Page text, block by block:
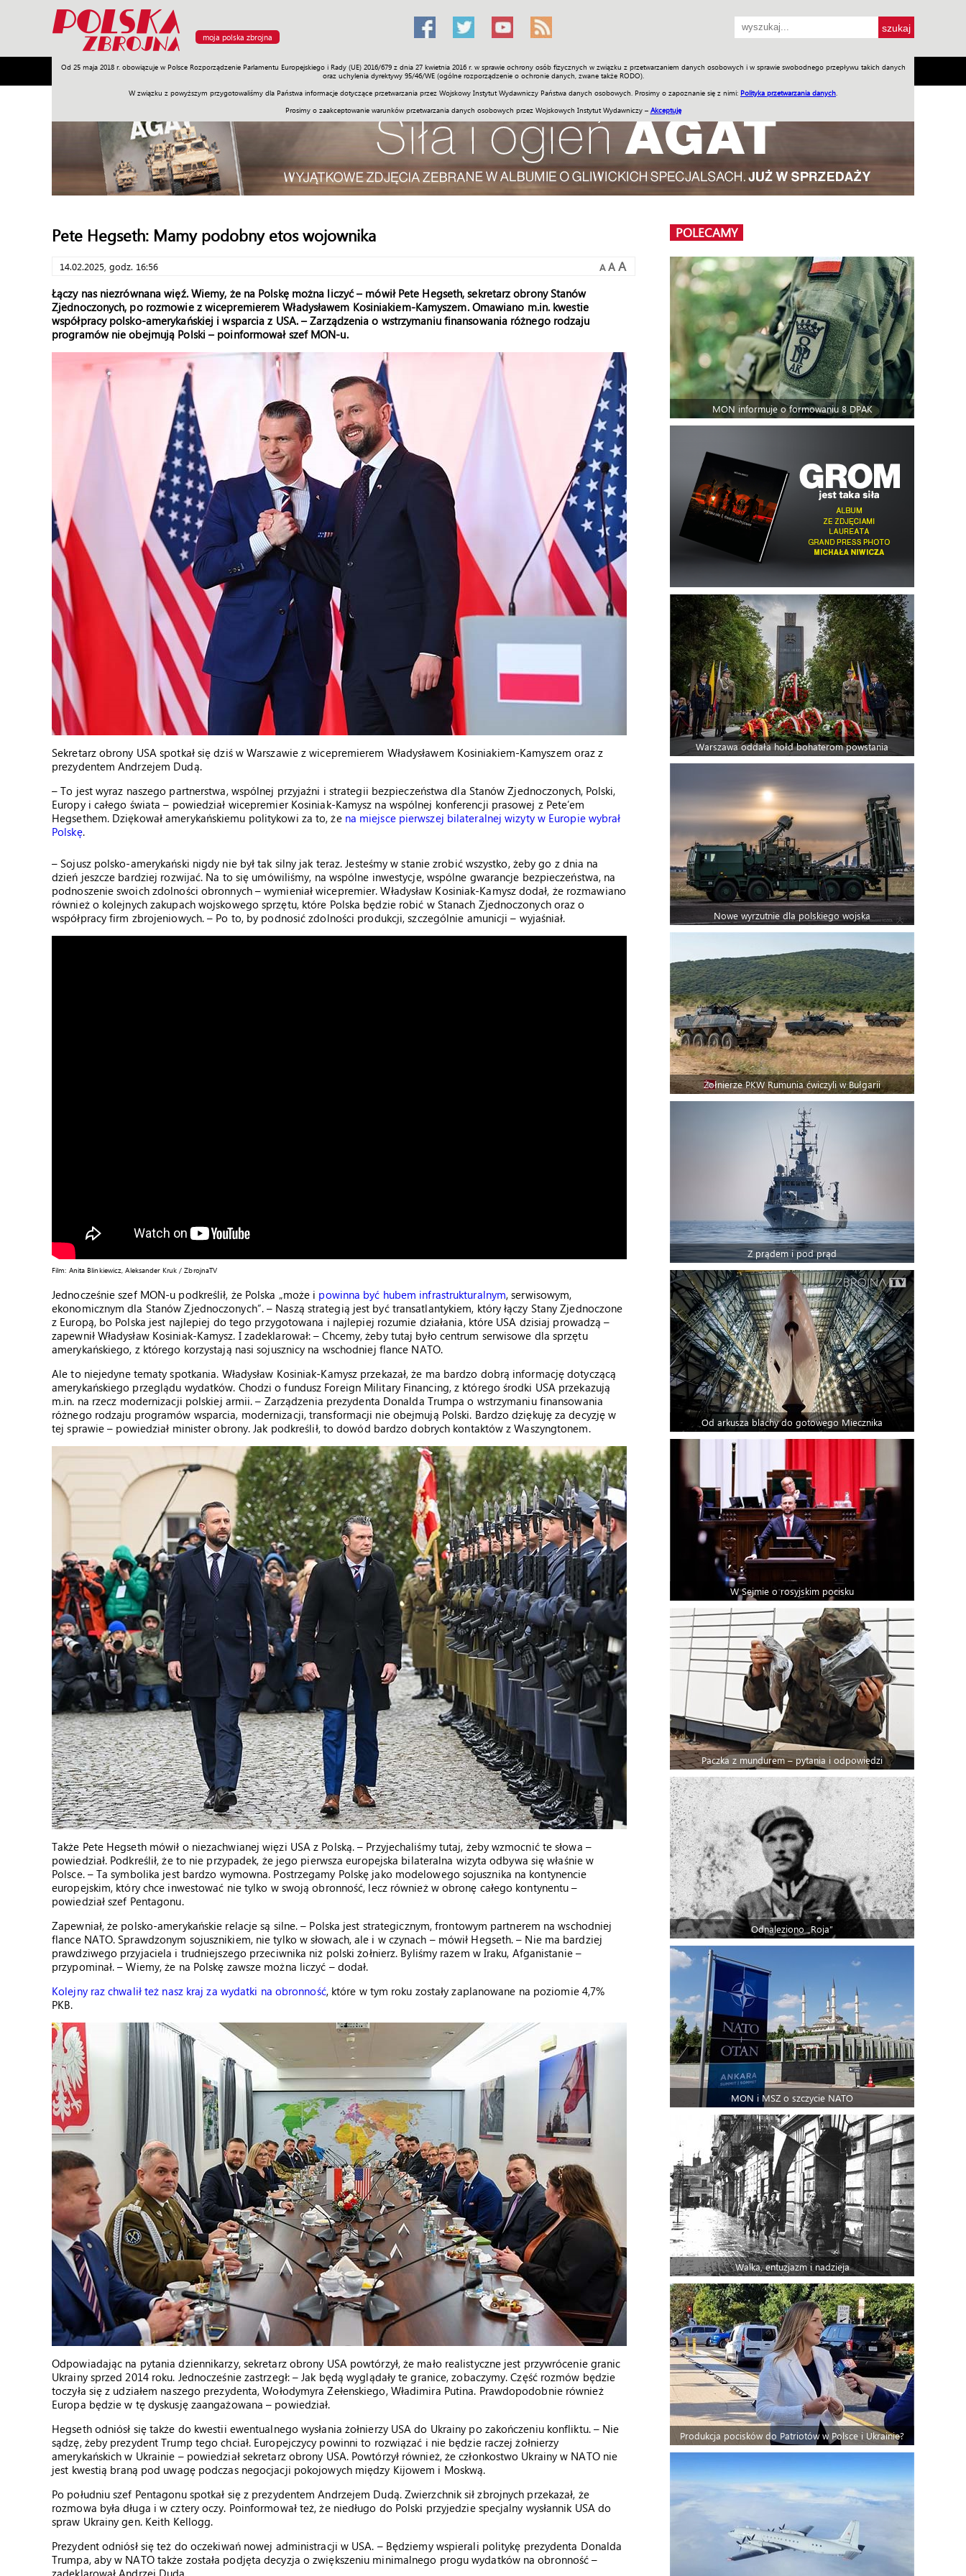
moja polska zbrojna
Od 25 maja 2018 r. obowiązuje w Polsce Rozporządzenie Parlamentu Europejskiego i Rady (UE) 2016/679 z dnia 27 kwietnia 2016 r. w sprawie ochrony osób fizycznych w związku z przetwarzaniem danych osobowych i w sprawie swobodnego przepływu takich danych
oraz uchylenia dyrektywy 95/46/WE (ogólne rozporządzenie o ochronie danych, zwane także RODO).
W związku z powyższym przygotowaliśmy dla Państwa informacje dotyczące przetwarzania przez Wojskowy Instytut Wydawniczy Państwa danych osobowych. Prosimy o zapoznanie się z nimi: Polityka przetwarzania danych
Prosimy o zaakceptowanie warunków przetwarzania danych osobowych przez Wojskowych Instytut Wydawniczy – Akceptuję
Armia Poligon Sprzęt Misje Polityka Prawo Świat Społeczność Sport Historia Galerie Wideo ENGLISH SKLEP Jednodniówki Praca w WIW
Pete Hegseth: Mamy podobny etos wojownika
14.02.2025, godz. 16:56 A A A
Łączy nas niezrównana więź. Wiemy, że na Polskę można liczyć – mówił Pete Hegseth, sekretarz obrony Stanów
Zjednoczonych, po rozmowie z wicepremierem Władysławem Kosiniakiem-Kamyszem. Omawiano m.in. kwestie
współpracy polsko-amerykańskiej i wsparcia z USA. – Zarządzenia o wstrzymaniu finansowania różnego rodzaju
programów nie obejmują Polski – poinformował szef MON-u.
Sekretarz obrony USA spotkał się dziś w Warszawie z wicepremierem Władysławem Kosiniakiem-Kamyszem oraz z
prezydentem Andrzejem Dudą.
– To jest wyraz naszego partnerstwa, wspólnej przyjaźni i strategii bezpieczeństwa dla Stanów Zjednoczonych, Polski,
Europy i całego świata – powiedział wicepremier Kosiniak-Kamysz na wspólnej konferencji prasowej z Pete’em
Hegsethem. Dziękował amerykańskiemu politykowi za to, że na miejsce pierwszej bilateralnej wizyty w Europie wybrał
Polskę.
– Sojusz polsko-amerykański nigdy nie był tak silny jak teraz. Jesteśmy w stanie zrobić wszystko, żeby go z dnia na
dzień jeszcze bardziej rozwijać. Na to się umówiliśmy, na wspólne inwestycje, wspólne gwarancje bezpieczeństwa, na
podnoszenie swoich zdolności obronnych – wymieniał wicepremier. Władysław Kosiniak-Kamysz dodał, że rozmawiano
również o kolejnych zakupach wojskowego sprzętu, które Polska będzie robić w Stanach Zjednoczonych oraz o
współpracy firm zbrojeniowych. – Po to, by podnosić zdolności produkcji, szczególnie amunicji – wyjaśniał.
Film: Anita Blinkiewicz, Aleksander Kruk / ZbrojnaTV
Jednocześnie szef MON-u podkreślił, że Polska „może i powinna być hubem infrastrukturalnym, serwisowym,
ekonomicznym dla Stanów Zjednoczonych”. – Naszą strategią jest być transatlantykiem, który łączy Stany Zjednoczone
z Europą, bo Polska jest najlepiej do tego przygotowana i najlepiej rozumie działania, które USA dzisiaj prowadzą –
zapewnił Władysław Kosiniak-Kamysz. I zadeklarował: – Chcemy, żeby tutaj było centrum serwisowe dla sprzętu
amerykańskiego, z którego korzystają nasi sojusznicy na wschodniej flance NATO.
Ale to niejedyne tematy spotkania. Władysław Kosiniak-Kamysz przekazał, że ma bardzo dobrą informację dotyczącą
amerykańskiego przeglądu wydatków. Chodzi o fundusz Foreign Military Financing, z którego środki USA przekazują
m.in. na rzecz modernizacji polskiej armii. – Zarządzenia prezydenta Donalda Trumpa o wstrzymaniu finansowania
różnego rodzaju programów wsparcia, modernizacji, transformacji nie obejmują Polski. Bardzo dziękuję za decyzję w
tej sprawie – powiedział minister obrony. Jak podkreślił, to dowód bardzo dobrych kontaktów z Waszyngtonem.
Także Pete Hegseth mówił o niezachwianej więzi USA z Polską. – Przyjechaliśmy tutaj, żeby wzmocnić te słowa –
powiedział. Podkreślił, że to nie przypadek, że jego pierwsza europejska bilateralna wizyta odbywa się właśnie w
Polsce. – Ta symbolika jest bardzo wymowna. Postrzegamy Polskę jako modelowego sojusznika na kontynencie
europejskim, który chce inwestować nie tylko w swoją obronność, lecz również w obronę całego kontynentu –
powiedział szef Pentagonu.
Zapewniał, że polsko-amerykańskie relacje są silne. – Polska jest strategicznym, frontowym partnerem na wschodniej
flance NATO. Sprawdzonym sojusznikiem, nie tylko w słowach, ale i w czynach – mówił Hegseth. – Nie ma bardziej
prawdziwego przyjaciela i trudniejszego przeciwnika niż polski żołnierz. Byliśmy razem w Iraku, Afganistanie –
przypominał. – Wiemy, że na Polskę zawsze można liczyć – dodał.
Kolejny raz chwalił też nasz kraj za wydatki na obronność, które w tym roku zostały zaplanowane na poziomie 4,7%
PKB.
Odpowiadając na pytania dziennikarzy, sekretarz obrony USA powtórzył, że mało realistyczne jest przywrócenie granic
Ukrainy sprzed 2014 roku. Jednocześnie zastrzegł: – Jak będą wyglądały te granice, zobaczymy. Część rozmów będzie
toczyła się z udziałem naszego prezydenta, Wołodymyra Zełenskiego, Władimira Putina. Prawdopodobnie również
Europa będzie w tę dyskusję zaangażowana – powiedział.
Hegseth odniósł się także do kwestii ewentualnego wysłania żołnierzy USA do Ukrainy po zakończeniu konfliktu. – Nie
sądzę, żeby prezydent Trump tego chciał. Europejczycy powinni to rozwiązać i nie będzie raczej żołnierzy
amerykańskich w Ukrainie – powiedział sekretarz obrony USA. Powtórzył również, że członkostwo Ukrainy w NATO nie
jest kwestią braną pod uwagę podczas negocjacji pokojowych między Kijowem i Moskwą.
Po południu szef Pentagonu spotkał się z prezydentem Andrzejem Dudą. Zwierzchnik sił zbrojnych przekazał, że
rozmowa była długa i w cztery oczy. Poinformował też, że niedługo do Polski przyjedzie specjalny wysłannik USA do
spraw Ukrainy gen. Keith Kellogg.
Prezydent odniósł się też do oczekiwań nowej administracji w USA. – Będziemy wspierali politykę prezydenta Donalda
Trumpa, aby w NATO także została podjęta decyzja o zwiększeniu minimalnego progu wydatków na obronność –
zadeklarował Andrzej Duda.
POLECAMY
MON informuje o formowaniu 8 DPAK
Warszawa oddała hołd bohaterom powstania
Nowe wyrzutnie dla polskiego wojska
Żołnierze PKW Rumunia ćwiczyli w Bułgarii
Z prądem i pod prąd
Od arkusza blachy do gotowego Miecznika
W Sejmie o rosyjskim pocisku
Paczka z mundurem – pytania i odpowiedzi
Odnaleziono „Roja”
MON i MSZ o szczycie NATO
Walka, entuzjazm i nadzieja
Produkcja pocisków do Patriotów w Polsce i Ukrainie?